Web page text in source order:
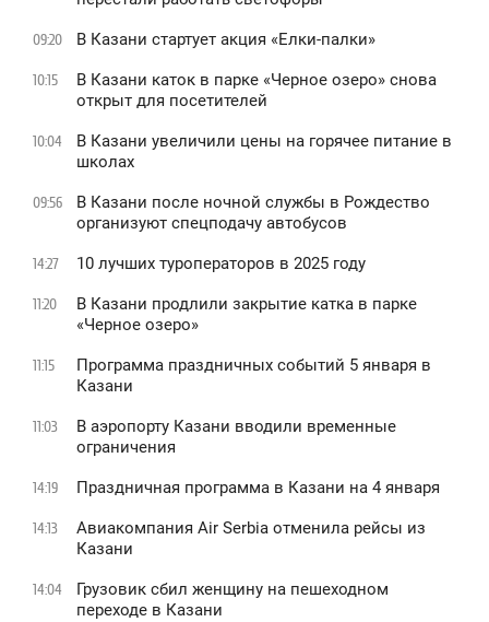
09:20 В Казани стартует акция «Елки-палки»
10:15
В Казани каток в парке «Черное озеро» снова
открыт для посетителей
10:04
В Казани увеличили цены на горячее питание в
школах
09:56
В Казани после ночной службы в Рождество
организуют спецподачу автобусов
14:27 10 лучших туроператоров в 2025 году
11:20
В Казани продлили закрытие катка в парке
«Черное озеро»
11:15
Программа праздничных событий 5 января в
Казани
11:03
В аэропорту Казани вводили временные
ограничения
14:19 Праздничная программа в Казани на 4 января
14:13
Авиакомпания Air Serbia отменила рейсы из
Казани
14:04
Грузовик сбил женщину на пешеходном
переходе в Казани